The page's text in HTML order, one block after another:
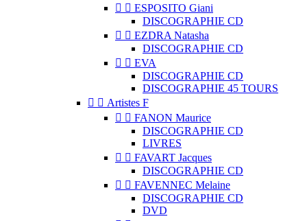
  ESPOSITO Giani
DISCOGRAPHIE CD
  EZDRA Natasha
DISCOGRAPHIE CD
  EVA
DISCOGRAPHIE CD
DISCOGRAPHIE 45 TOURS
  Artistes F
  FANON Maurice
DISCOGRAPHIE CD
LIVRES
  FAVART Jacques
DISCOGRAPHIE CD
  FAVENNEC Melaine
DISCOGRAPHIE CD
DVD